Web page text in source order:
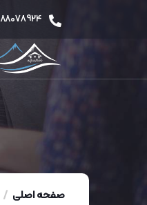
٨٨078924
صفحه اصلی